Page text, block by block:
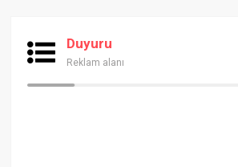
Duyuru
Reklam alanı